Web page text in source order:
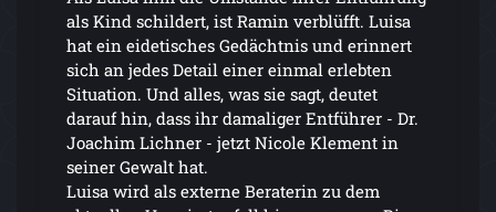
als Kind schildert, ist Ramin verblüfft. Luisa
hat ein eidetisches Gedächtnis und erinnert
sich an jedes Detail einer einmal erlebten
Situation. Und alles, was sie sagt, deutet
darauf hin, dass ihr damaliger Entführer - Dr.
Joachim Lichner - jetzt Nicole Klement in
seiner Gewalt hat.
Luisa wird als externe Beraterin zu dem